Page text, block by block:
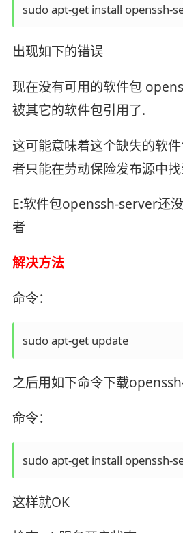
sudo apt-get install openssh-
出现如下的错误
现在没有可用的软件包
被其它的软件包引用了.
这可能意味着这个缺失的软
者只能在劳动保险发布源中
E:软件包openssh-server还
者
解决方法
命令：
sudo apt-get update
之后用如下命令下载
命令：
sudo apt-get install openssh-
这样就OK